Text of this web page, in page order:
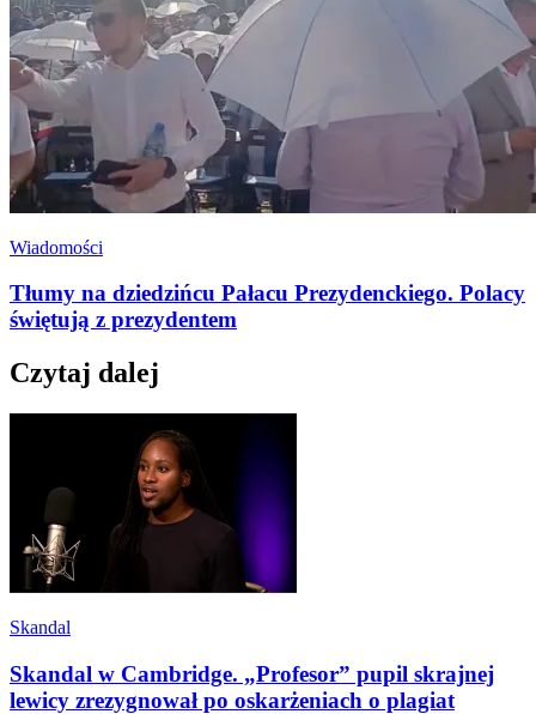
Wiadomości
Tłumy na dziedzińcu Pałacu Prezydenckiego. Polacy
świętują z prezydentem
Czytaj dalej
Skandal
Skandal w Cambridge. „Profesor” pupil skrajnej
lewicy zrezygnował po oskarżeniach o plagiat